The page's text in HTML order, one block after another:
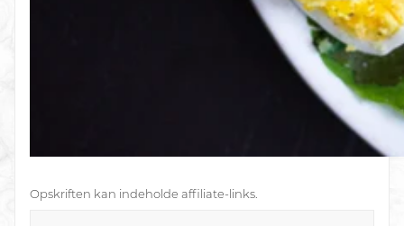
Opskriften kan indeholde affiliate-links.